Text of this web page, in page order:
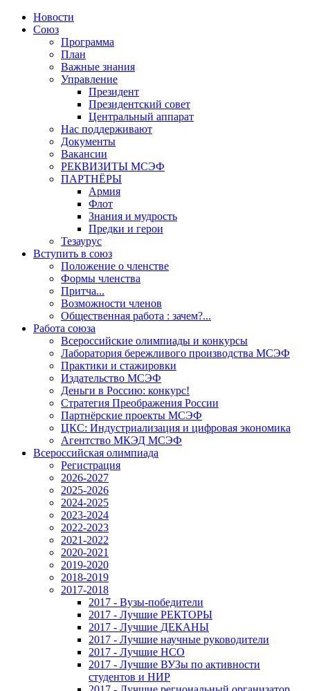
Новости
Союз
Программа
План
Важные знания
Управление
Президент
Президентский совет
Центральный аппарат
Нас поддерживают
Документы
Вакансии
РЕКВИЗИТЫ МСЭФ
ПАРТНЁРЫ
Армия
Флот
Знания и мудрость
Предки и герои
Тезаурус
Вступить в союз
Положение о членстве
Формы членства
Притча...
Возможности членов
Общественная работа : зачем?...
Работа союза
Всероссийские олимпиады и конкурсы
Лаборатория бережливого производства МСЭФ
Практики и стажировки
Издательство МСЭФ
Деньги в Россию: конкурс!
Стратегия Преображения России
Партнёрские проекты МСЭФ
ЦКС: Индустриализация и цифровая экономика
Агентство МКЭД МСЭФ
Всероссийская олимпиада
Регистрация
2026-2027
2025-2026
2024-2025
2023-2024
2022-2023
2021-2022
2020-2021
2019-2020
2018-2019
2017-2018
2017 - Вузы-победители
2017 - Лучшие РЕКТОРЫ
2017 - Лучшие ДЕКАНЫ
2017 - Лучшие научные руководители
2017 - Лучшие НСО
2017 - Лучшие ВУЗы по активности
студентов и НИР